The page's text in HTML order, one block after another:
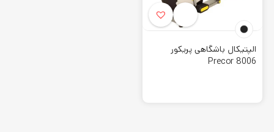
الپتیکال باشگاهی پریکور
Precor 8006